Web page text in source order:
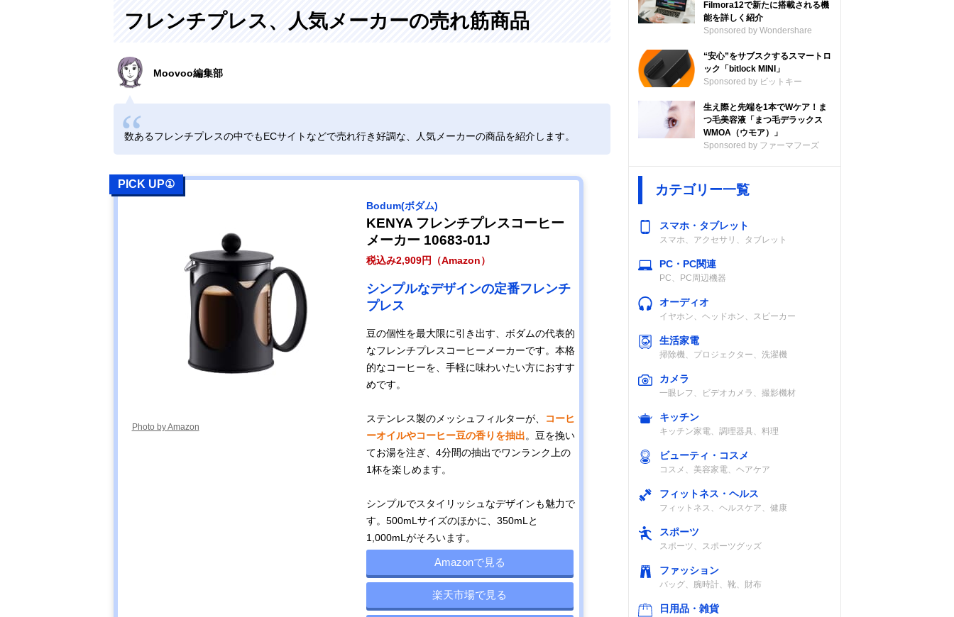
フレンチプレス、人気メーカーの売れ筋商品
Moovoo編集部
数あるフレンチプレスの中でもECサイトなどで売れ行き好調な、人気メーカーの商品を紹介します。
PICK UP①
Photo by Amazon
‎Bodum(ボダム)
KENYA フレンチプレスコーヒー
メーカー 10683-01J
税込み2,909円（Amazon）
シンプルなデザインの定番フレンチ
プレス
豆の個性を最大限に引き出す、ボダムの代表的
なフレンチプレスコーヒーメーカーです。本格
的なコーヒーを、手軽に味わいたい方におすす
めです。
ステンレス製のメッシュフィルターが、
コーヒ
ーオイルやコーヒー豆の香りを抽出。豆を挽い
てお湯を注ぎ、4分間の抽出でワンランク上の
1杯を楽しめます。
シンプルでスタイリッシュなデザインも魅力で
す。500mLサイズのほかに、350mLと
1,000mLがそろいます。
Amazonで見る
楽天市場で見る
Filmora12で新たに搭載される機
能を詳しく紹介
Sponsored by Wondershare
“安心”をサブスクするスマートロ
ック「bitlock MINI」
Sponsored by ビットキー
生え際と先端を1本でWケア！ま
つ毛美容液「まつ毛デラックス
WMOA（ウモア）」
Sponsored by ファーマフーズ
カテゴリー一覧
スマホ・タブレット
スマホ、アクセサリ、タブレット
PC・PC関連
PC、PC周辺機器
オーディオ
イヤホン、ヘッドホン、スピーカー
生活家電
掃除機、プロジェクター、洗濯機
カメラ
一眼レフ、ビデオカメラ、撮影機材
キッチン
キッチン家電、調理器具、料理
ビューティ・コスメ
コスメ、美容家電、ヘアケア
フィットネス・ヘルス
フィットネス、ヘルスケア、健康
スポーツ
スポーツ、スポーツグッズ
ファッション
バッグ、腕時計、靴、財布
日用品・雑貨